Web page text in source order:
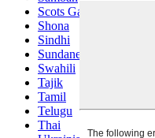
Scots Gaelic
Shona
Sindhi
Sundanese
Swahili
Tajik
Tamil
Telugu
Thai